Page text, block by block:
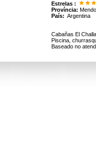
Estrelas :
Província:
País: Argentina
Cabañas El
Piscina,
Baseado no